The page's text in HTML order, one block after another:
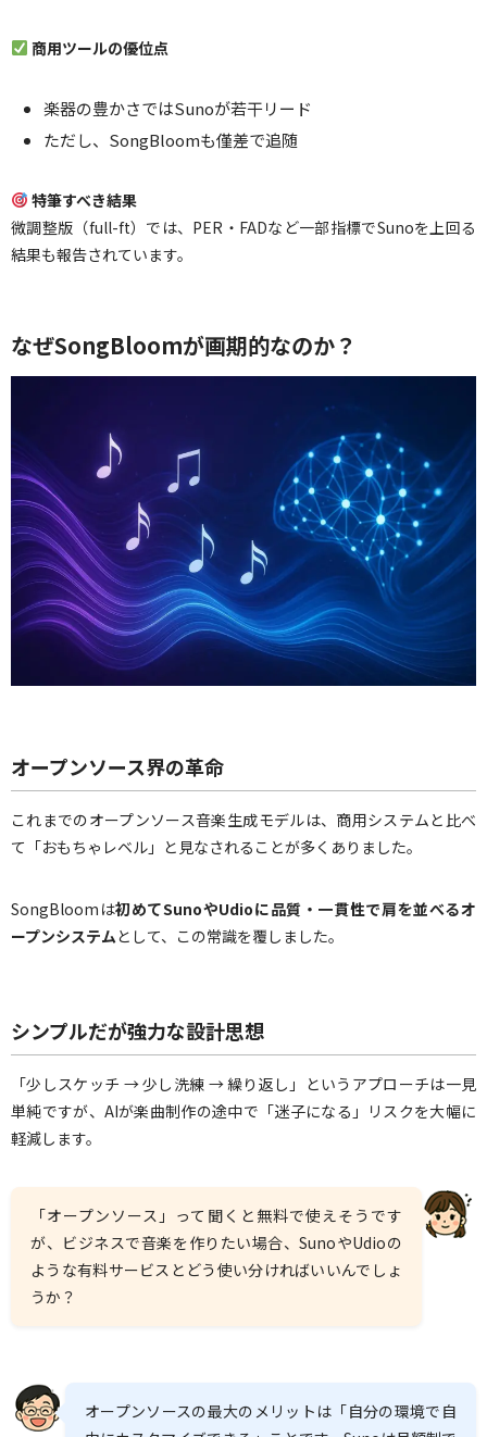
商用ツールの優位点
楽器の豊かさではSunoが若干リード
ただし、SongBloomも僅差で追随
特筆すべき結果
微調整版（full-ft）では、PER・FADなど一部指標でSunoを上回る
結果も報告されています。
なぜSongBloomが画期的なのか？
オープンソース界の革命
これまでのオープンソース音楽生成モデルは、商用システムと比べ
て「おもちゃレベル」と見なされることが多くありました。
SongBloomは初めてSunoやUdioに品質・一貫性で肩を並べるオ
ープンシステムとして、この常識を覆しました。
シンプルだが強力な設計思想
「少しスケッチ → 少し洗練 → 繰り返し」というアプローチは一見
単純ですが、AIが楽曲制作の途中で「迷子になる」リスクを大幅に
軽減します。
「オープンソース」って聞くと無料で使えそうです
が、ビジネスで音楽を作りたい場合、SunoやUdioの
ような有料サービスとどう使い分ければいいんでしょ
うか？
オープンソースの最大のメリットは「自分の環境で自